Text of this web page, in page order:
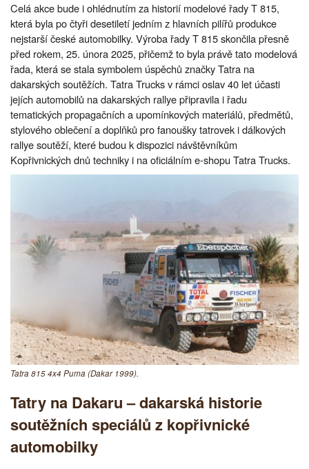
Celá akce bude i ohlédnutím za historií modelové řady T 815,
která byla po čtyři desetiletí jedním z hlavních pilířů produkce
nejstarší české automobilky. Výroba řady T 815 skončila přesně
před rokem, 25. února 2025, přičemž to byla právě tato modelová
řada, která se stala symbolem úspěchů značky Tatra na
dakarských soutěžích. Tatra Trucks v rámci oslav 40 let účasti
jejích automobilů na dakarských rallye připravila i řadu
tematických propagačních a upomínkových materiálů, předmětů,
stylového oblečení a doplňků pro fanoušky tatrovek i dálkových
rallye soutěží, které budou k dispozici návštěvníkům
Kopřivnických dnů techniky i na oficiálním e-shopu Tatra Trucks.
Tatra 815 4x4 Puma (Dakar 1999).
Tatry na Dakaru – dakarská historie
soutěžních speciálů z kopřivnické
automobilky